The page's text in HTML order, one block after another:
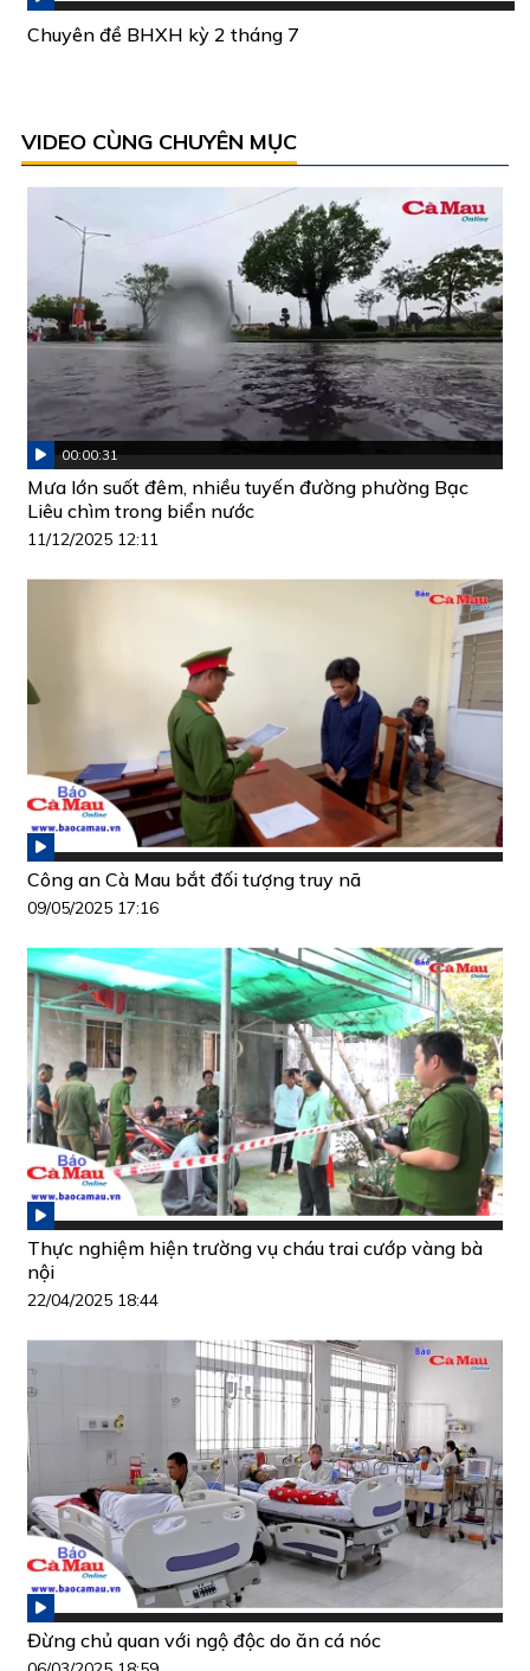
Chuyên đề BHXH kỳ 2 tháng 7
VIDEO CÙNG CHUYÊN MỤC
00:00:31
Mưa lớn suốt đêm, nhiều tuyến đường phường Bạc
Liêu chìm trong biển nước
11/12/2025 12:11
Công an Cà Mau bắt đối tượng truy nã
09/05/2025 17:16
Thực nghiệm hiện trường vụ cháu trai cướp vàng bà
nội
22/04/2025 18:44
Đừng chủ quan với ngộ độc do ăn cá nóc